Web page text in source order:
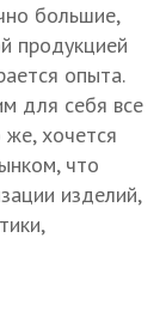
большие,
продукцией
опыта.
для себя все
хочется
что
изделий,